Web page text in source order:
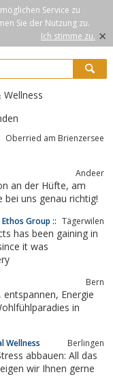
Service zu
Sie der Nutzung zu.
Ich stimme zu. ×
Wellness
Oberried am Brienzersee
Andeer
der Hüfte, am
bei uns genau richtig!
Group :: Tägerwilen
has been gaining in
it was
Bern
in
Wellness Berlingen
wir Ihnen gerne